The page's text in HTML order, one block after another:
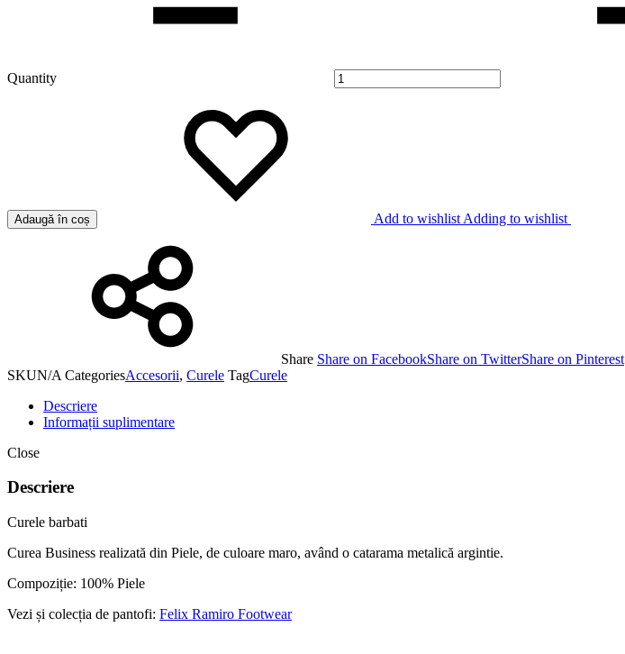
Quantity
Adaugă în coș Add to wishlist Adding to wishlist
Share Share on FacebookShare on TwitterShare on Pinterest
SKUN/A CategoriesAccesorii, Curele TagCurele
Descriere
Informații suplimentare
Close
Descriere
Curele barbati
Curea Business realizată din Piele, de culoare maro, având o catarama metalică argintie.
Compoziție: 100% Piele
Vezi și colecția de pantofi: Felix Ramiro Footwear